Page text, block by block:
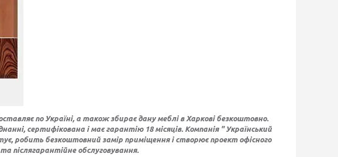
по Україні, а також збирає дану меблі в Харкові безкоштовно.
сертифікована і має гарантію 18 місяців. Компанія " Український
робить безкоштовний замір приміщення і створює проект офісного
післягарантійне обслуговування.